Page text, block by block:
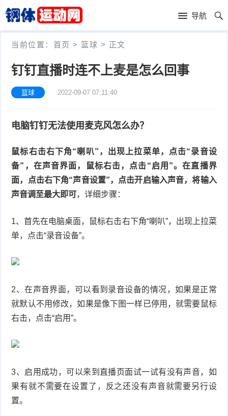
导航
首
页
体
当前位置： 首页 >篮球 > 正文
钉钉直播时连不上麦是怎么回事
篮球 2022-09-07 07:11:40
电脑钉钉无法使用麦克风怎么办？
鼠标右击右下角“喇叭”，出现上拉菜单，点击“录音设
备”，在声音界面，鼠标右击，点击“启用”。在直播界
面，点击右下角“声音设置”，点击开启输入声音，将输入
声音调至最大即可，详细步骤：
1、首先在电脑桌面，鼠标右击右下角“喇叭”，出现上拉菜
单，点击“录音设备”。
2、在声音界面，可以看到录音设备的情况，如果是正常
就默认不用修改，如果是像下图一样已停用，就需要鼠标
右击，点击“启用”。
3、启用成功，可以来到直播页面试一试有没有声音，如
果有就不需要在设置了，反之还没有声音就需要另行设
置。